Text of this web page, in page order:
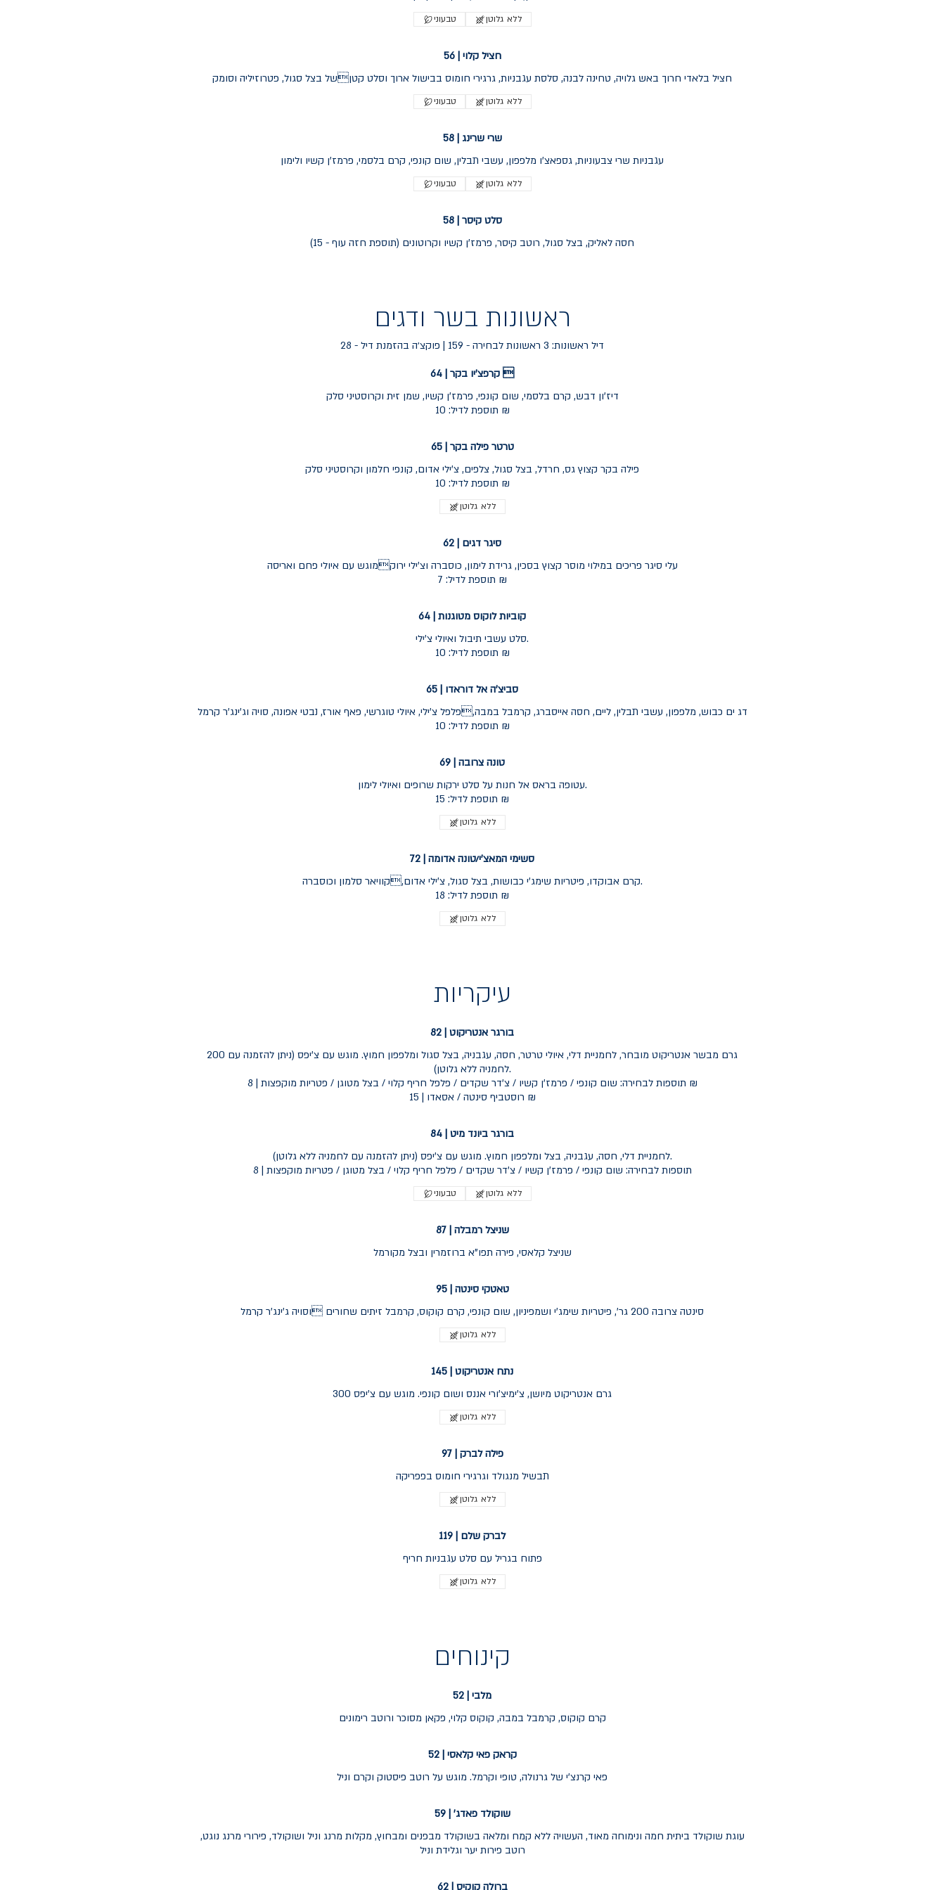
טבעוני ללא גלוטן
חציל קלוי | 56
חציל בלאדי חרוך באש גלויה, טחינה לבנה, סלסת עגבניות, גרגירי חומוס בבישול ארוך וסלט קטןשל בצל סגול, פטרוזיליה וסומק
טבעוני ללא גלוטן
שרי שרינג | 58
עגבניות שרי צבעוניות, גספאצ'ו מלפפון, עשבי תבלין, שום קונפי, קרם בלסמי, פרמז'ן קשיו ולימון
טבעוני ללא גלוטן
סלט קיסר | 58
ראשונות בשר ודגים
דיל ראשונות: 3 ראשונות לבחירה - 159 | פוקצ׳ה בהזמנת דיל - 28
קרפצ'יו בקר | 64 
דיז'ון דבש, קרם בלסמי, שום קונפי, פרמז'ן קשיו, שמן זית וקרוסטיני סלק
תוספת לדיל: 10 ₪
טרטר פילה בקר | 65
פילה בקר קצוץ גס, חרדל, בצל סגול, צלפים, צ'ילי אדום, קונפי חלמון וקרוסטיני סלק
תוספת לדיל: 10 ₪
ללא גלוטן
סיגר דגים | 62
עלי סיגר פריכים במילוי מוסר קצוץ בסכין, גרידת לימון, כוסברה וצ'ילי ירוקמוגש עם איולי פחם ואריסה
תוספת לדיל: 7 ₪
קוביות לוקוס מטוגנות | 64
סלט עשבי תיבול ואיולי צ'ילי.
תוספת לדיל: 10 ₪
סביצ'ה אל דוראדו | 65
דג ים כבוש, מלפפון, עשבי תבלין, ליים, חסה אייסברג, קרמבל במבה,פלפל צ'ילי, איולי טוגרשי, פאף אורז, נבטי אפונה, סויה וג'ינג'ר קרמל
תוספת לדיל: 10 ₪
טונה צרובה | 69
עטופה בראס אל חנות על סלט ירקות שרופים ואיולי לימון.
תוספת לדיל: 15 ₪
ללא גלוטן
סשימי המאצ'י/טונה אדומה | 72
קרם אבוקדו, פיטריות שימג'י כבושות, בצל סגול, צ'ילי אדום,קוויאר סלמון וכוסברה.
תוספת לדיל: 18 ₪
ללא גלוטן
עיקריות
בורגר אנטריקוט | 82
200 גרם מבשר אנטריקוט מובחר, לחמניית דלי, איולי טרטר, חסה, עגבניה, בצל סגול ומלפפון חמוץ. מוגש עם צ'יפס (ניתן להזמנה עם
לחמניה ללא גלוטן).
תוספות לבחירה: שום קונפי / פרמז'ן קשיו / צ'דר שקדים / פלפל חריף קלוי / בצל מטוגן / פטריות מוקפצות | 8 ₪
רוסטביף סינטה / אסאדו | 15 ₪
בורגר ביונד מיט | 84
לחמניית דלי, חסה, עגבניה, בצל ומלפפון חמוץ. מוגש עם צ'יפס (ניתן להזמנה עם לחמניה ללא גלוטן).
טבעוני ללא גלוטן
שניצל רמבלה | 87
שניצל קלאסי, פירה תפו"א ברוזמרין ובצל מקורמל
טאטקי סינטה | 95
סינטה צרובה 200 גר', פיטריות שימג'י ושמפיניון, שום קונפי, קרם קוקוס, קרמבל זיתים שחורים וסויה ג'ינג'ר קרמל
ללא גלוטן
נתח אנטריקוט | 145
300 גרם אנטריקוט מיושן, צ'ימיצ'ורי אננס ושום קונפי. מוגש עם צ'יפס
ללא גלוטן
פילה לברק | 97
תבשיל מנגולד וגרגירי חומוס בפפריקה
ללא גלוטן
לברק שלם | 119
פתוח בגריל עם סלט עגבניות חריף
ללא גלוטן
קינוחים
מלבי | 52
קראק פאי קלאסי | 52
פאי קרנצ'י של גרנולה, טופי וקרמל. מוגש על רוטב פיסטוק וקרם וניל
שוקולד פאדג' | 59
עוגת שוקולד ביתית חמה ונימוחה מאוד, העשויה ללא קמח ומלאה בשוקולד מבפנים ומבחוץ, מקלות מרנג וניל ושוקולד, פירורי מרנג נוגט,
רוטב פירות יער וגלידת וניל
ברולה קוקיס | 62